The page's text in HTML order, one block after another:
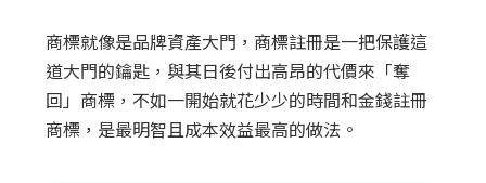
商標就像是品牌資產大門，商標註冊是一把保護這
道大門的鑰匙，與其日後付出高昂的代價來「奪
回」商標，不如一開始就花少少的時間和金錢註冊
商標，是最明智且成本效益最高的做法。